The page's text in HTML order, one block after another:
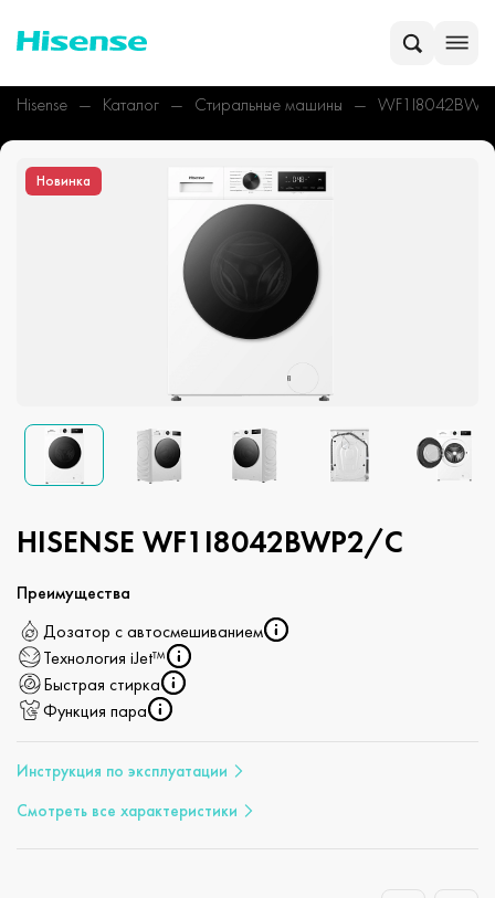
Hisense Каталог Стиральные машины
Новинка
HISENSE WF1I8042BWP2/C
Преимущества
Дозатор с автосмешиванием
Технология iJet™
Быстрая стирка
Функция пара
Инструкция по эксплуатации
Смотреть все характеристики